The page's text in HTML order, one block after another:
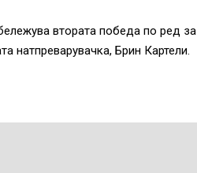
втората победа по ред за
натпреварувачка, Брин Картели.